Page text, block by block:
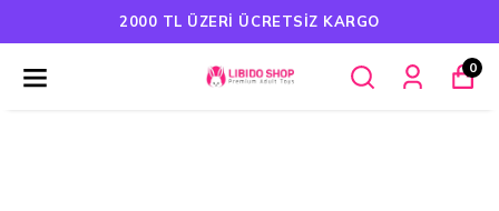
2000 TL ÜZERI ÜCRETSIZ KARGO
0